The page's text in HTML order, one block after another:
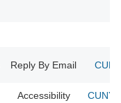
Reply By Email
Accessibility CUNY